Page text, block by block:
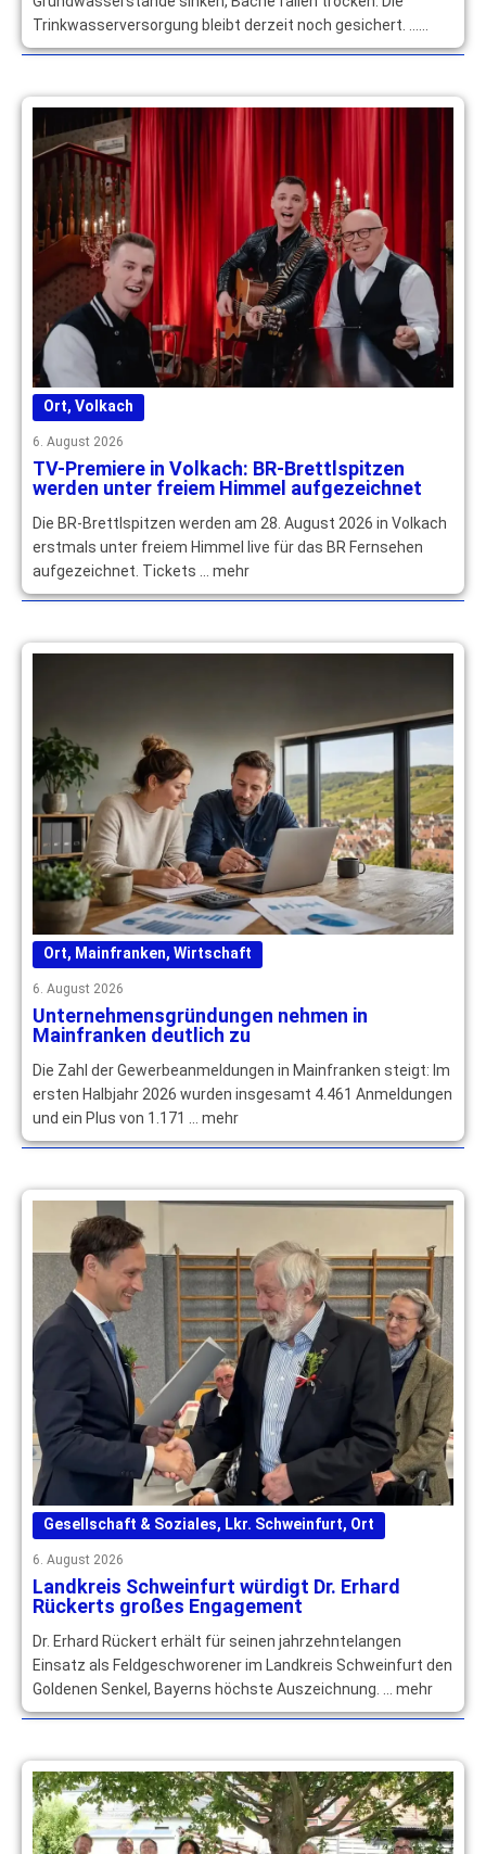
Trinkwasserversorgung bleibt derzeit noch gesichert. …
mehr
Ort, Volkach
6. August 2026
TV-Premiere in Volkach: BR-Brettlspitzen
werden unter freiem Himmel aufgezeichnet
Die BR-Brettlspitzen werden am 28. August 2026 in Volkach
erstmals unter freiem Himmel live für das BR Fernsehen
aufgezeichnet. Tickets … mehr
Ort, Mainfranken, Wirtschaft
6. August 2026
Unternehmensgründungen nehmen in
Mainfranken deutlich zu
Die Zahl der Gewerbeanmeldungen in Mainfranken steigt: Im
ersten Halbjahr 2026 wurden insgesamt 4.461 Anmeldungen
und ein Plus von 1.171 … mehr
Gesellschaft & Soziales, Lkr. Schweinfurt, Ort
6. August 2026
Landkreis Schweinfurt würdigt Dr. Erhard
Rückerts großes Engagement
Dr. Erhard Rückert erhält für seinen jahrzehntelangen
Einsatz als Feldgeschworener im Landkreis Schweinfurt den
Goldenen Senkel, Bayerns höchste Auszeichnung. … mehr